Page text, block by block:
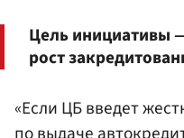
Цель инициативы
рост
«Если ЦБ введет